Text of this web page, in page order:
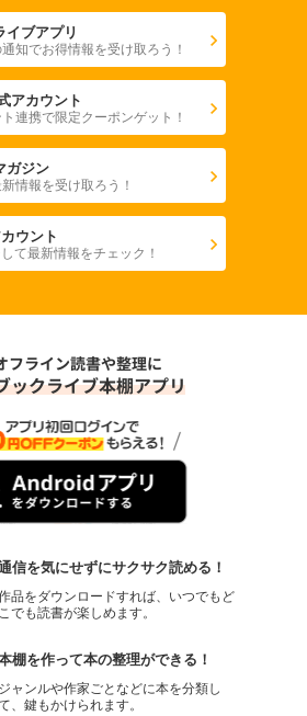
イブアプリ
知でお得情報を受け取ろう！
アカウント
連携で限定クーポンゲット！
ガジン
情報を受け取ろう！
ウント
て最新情報をチェック！
信を気にせずにサクサク読める！
品をダウンロードすれば、いつでもど
こでも読書が楽しめます。
棚を作って本の整理ができる！
ジャンルや作家ごとなどに本を分類し
、鍵もかけられます。